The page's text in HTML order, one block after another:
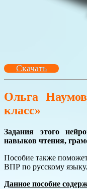
Скачать
Ольга
класс»
Задания этого
навыков чтения,
Пособие также
ВПР по русскому языку.
Данное пособие